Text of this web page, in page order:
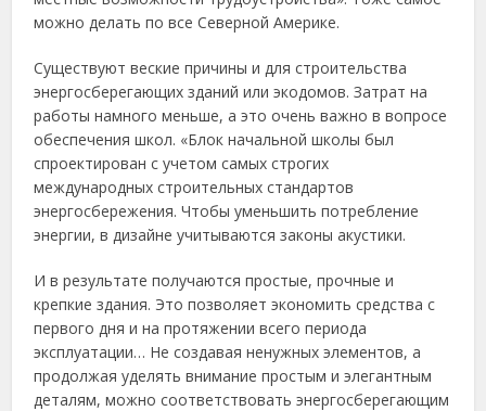
можно делать по все Северной Америке.
Существуют веские причины и для строительства
энергосберегающих зданий или экодомов. Затрат на
работы намного меньше, а это очень важно в вопросе
обеспечения школ. «Блок начальной школы был
спроектирован с учетом самых строгих
международных строительных стандартов
энергосбережения. Чтобы уменьшить потребление
энергии, в дизайне учитываются законы акустики.
И в результате получаются простые, прочные и
крепкие здания. Это позволяет экономить средства с
первого дня и на протяжении всего периода
эксплуатации… Не создавая ненужных элементов, а
продолжая уделять внимание простым и элегантным
деталям, можно соответствовать энергосберегающим